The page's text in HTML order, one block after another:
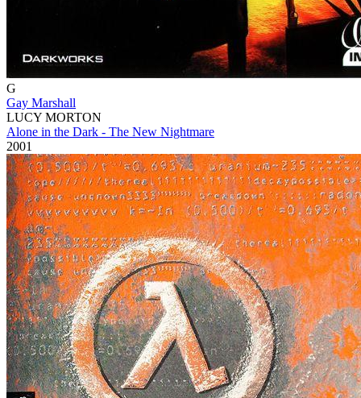
G
Gay Marshall
LUCY MORTON
Alone in the Dark - The New Nightmare
2001